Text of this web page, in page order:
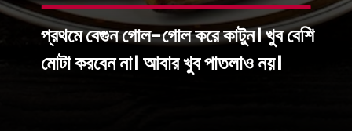
প্রথমে বেগুন গোল-গোল করে কাটুন। খুব বেশি
মোটা করবেন না। আবার খুব পাতলাও নয়।